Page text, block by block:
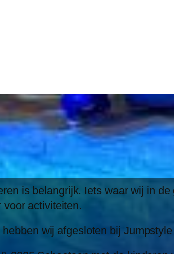
is belangrijk. Iets waar wij in
voor activiteiten.
wij afgesloten bij